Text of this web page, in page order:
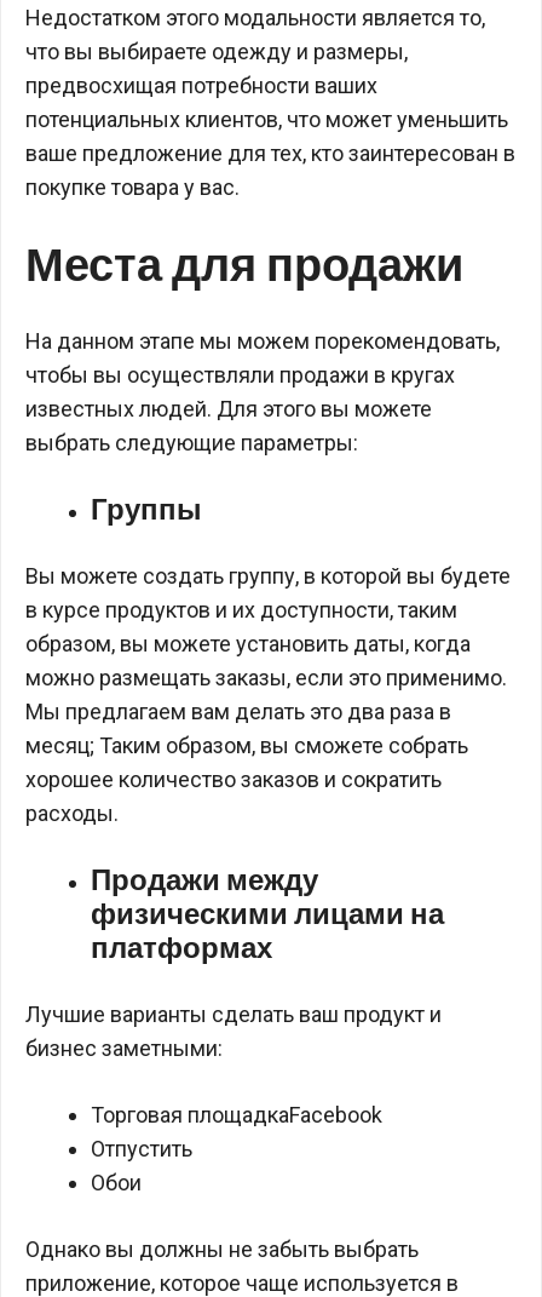
Недостатком этого модальности является то,
что вы выбираете одежду и размеры,
предвосхищая потребности ваших
потенциальных клиентов, что может уменьшить
ваше предложение для тех, кто заинтересован в
покупке товара у вас.
Места для продажи
На данном этапе мы можем порекомендовать,
чтобы вы осуществляли продажи в кругах
известных людей. Для этого вы можете
выбрать следующие параметры:
Группы
Вы можете создать группу, в которой вы будете
в курсе продуктов и их доступности, таким
образом, вы можете установить даты, когда
можно размещать заказы, если это применимо.
Мы предлагаем вам делать это два раза в
месяц; Таким образом, вы сможете собрать
хорошее количество заказов и сократить
расходы.
Продажи между
физическими лицами на
платформах
Лучшие варианты сделать ваш продукт и
бизнес заметными:
Торговая площадкаFacebook
Отпустить
Обои
Однако вы должны не забыть выбрать
приложение, которое чаще используется в